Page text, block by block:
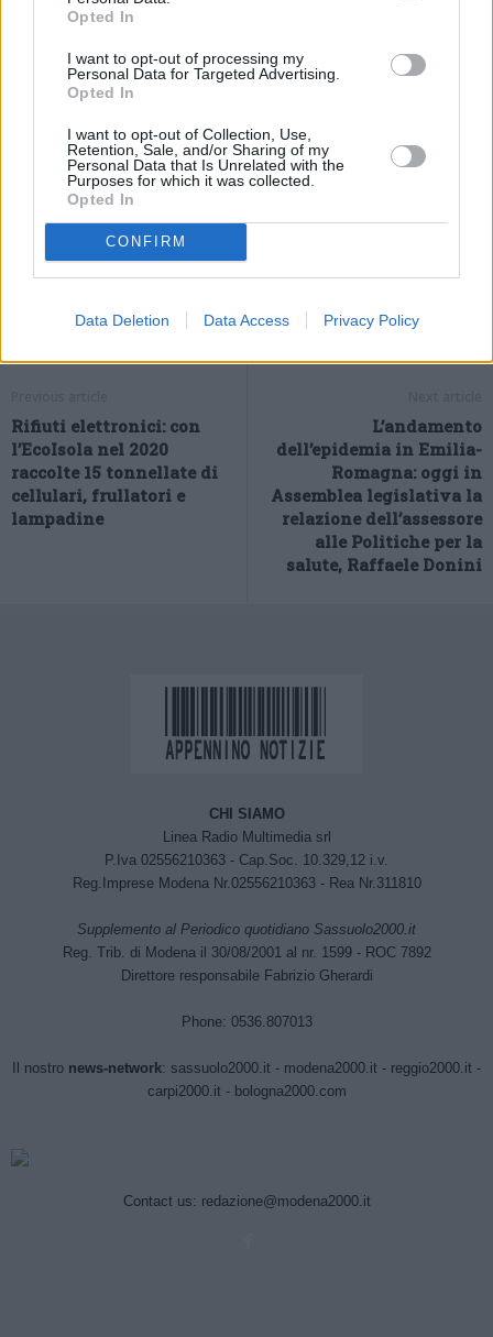
Opted In
I want to opt-out of processing my
Personal Data for Targeted Advertising.
Opted In
I want to opt-out of Collection, Use,
Retention, Sale, and/or Sharing of my
Personal Data that Is Unrelated with the
Purposes for which it was collected.
Opted In
CONFIRM
Data Deletion Data Access Privacy Policy
settore fitness, palestre e piscine e “hanno suggerito la data del 7
riapertura, ovviamente dove la zona sanitaria lo permette. Loro
sono pronti, hanno i protocolli pronti e sarebbe un bel segnale di
(ITALPRESS).
Rifiuti elettronici: con
l’EcoIsola nel 2020
raccolte 15 tonnellate di
cellulari, frullatori e
lampadine
L’andamento
dell’epidemia in Emilia-
Romagna: oggi in
Assemblea legislativa la
relazione dell’assessore
alle Politiche per la
salute, Raffaele Donini
CHI SIAMO
Linea Radio Multimedia srl
P.Iva 02556210363 - Cap.Soc. 10.329,12 i.v.
Reg.Imprese Modena Nr.02556210363 - Rea Nr.311810
Supplemento al Periodico quotidiano Sassuolo2000.it
Reg. Trib. di Modena il 30/08/2001 al nr. 1599 - ROC 7892
Direttore responsabile Fabrizio Gherardi
Phone: 0536.807013
Il nostro news-network: sassuolo2000.it - modena2000.it - reggio2000.it -
carpi2000.it- bologna2000.com
Contact us: redazione@modena2000.it